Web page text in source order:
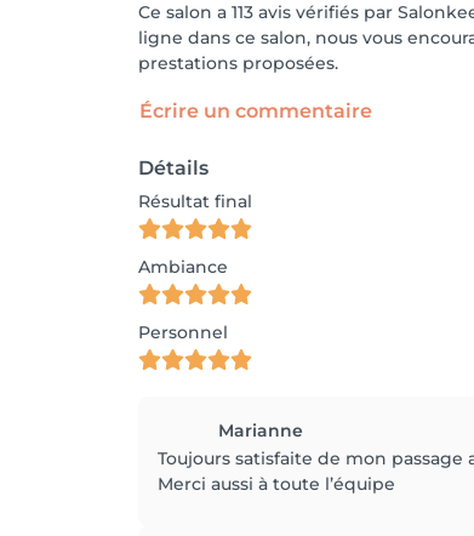
Ce salon a 113 avis vérifiés par
ligne dans ce salon, nous vous
prestations proposées.
Écrire un commentaire
Détails
Résultat final
Ambiance
Personnel
Marianne
Toujours satisfaite de mon
Merci aussi à toute l’équipe